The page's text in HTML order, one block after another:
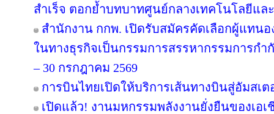
สำเร็จ ตอกย้ำบทบาทศูนย์กลางเทคโนโลยีแ
สำนักงาน กกพ. เปิดรับสมัครคัดเลือกผู้แทน
ในทางธุรกิจเป็นกรรมการสรรหากรรมการกำ
– 30 กรกฎาคม 2569
การบินไทยเปิดให้บริการเส้นทางบินสู่อัมสเต
เปิดแล้ว! งานมหกรรมพลังงานยั่งยืนของเอเชี